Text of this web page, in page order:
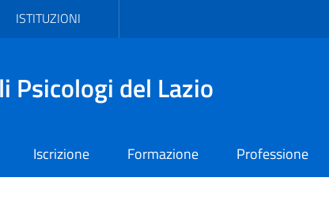
ISTITUZIONI
Psicologi del Lazio
Iscrizione Formazione Professione